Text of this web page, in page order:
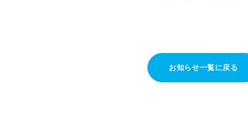
お知らせ一覧に戻る